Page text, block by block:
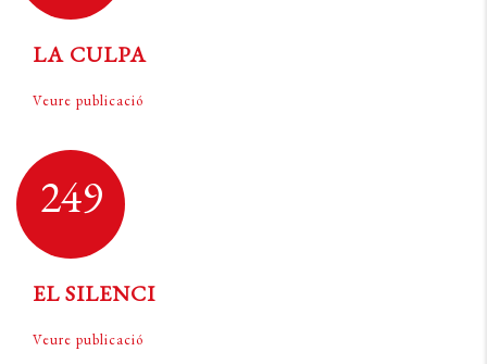
LA CULPA
Veure publicació
249
EL SILENCI
Veure publicació